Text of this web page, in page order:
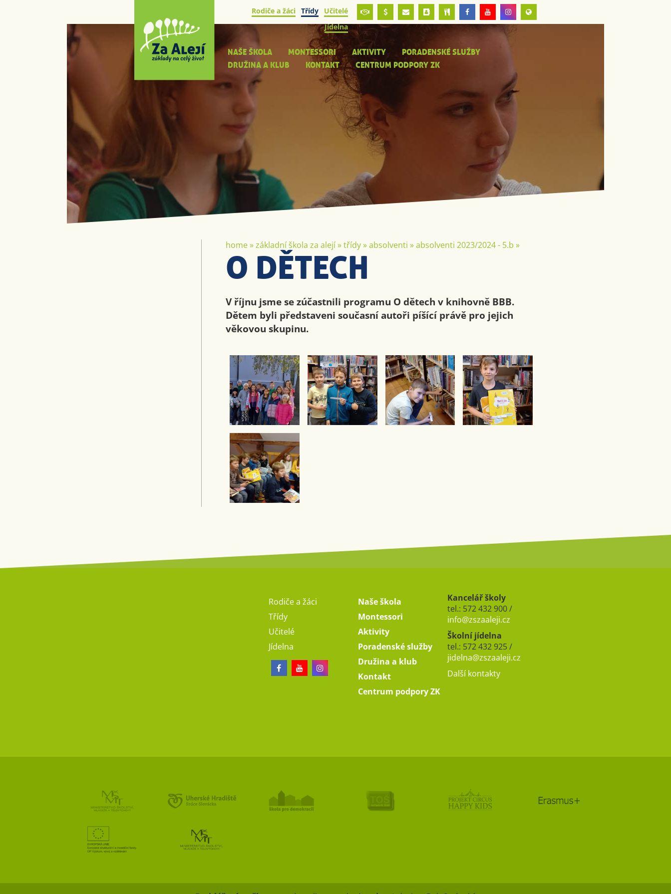
Rodiče a žáci Třídy
Učitelé
Jídelna
NAŠE ŠKOLA MONTESSORI AKTIVITY
PORADENSKÉ SLUŽBY
DRUŽINA A KLUB
KONTAKT CENTRUM PODPORY ZK
home»základní škola za alejí»třídy»absolventi »absolventi 2023/2024 - 5.b »
O DĚTECH
V říjnu jsme se zúčastnili programu O dětech v knihovně BBB.
Dětem byli představeni současní autoři píšící právě pro jejich
věkovou skupinu.
Rodiče a žáci
Třídy
Učitelé
Jídelna
Naše škola
Montessori
Aktivity
Poradenské služby
Družina a klub
Kontakt
Centrum podpory ZK
Kancelář školy
tel.: 572 432 900 /
info@zszaaleji.cz
Školní jídelna
tel.: 572 432 925 /
jidelna@zszaaleji.cz
Další kontakty